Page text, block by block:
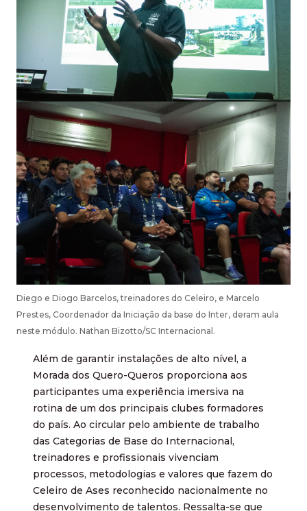
Diego e Diogo Barcelos, treinadores do Celeiro, e Marcelo
Prestes, Coordenador da Iniciação da base do Inter, deram aula
neste módulo. Nathan Bizotto/SC Internacional.
Além de garantir instalações de alto nível, a
Morada dos Quero-Queros proporciona aos
participantes uma experiência imersiva na
rotina de um dos principais clubes formadores
do país. Ao circular pelo ambiente de trabalho
das Categorias de Base do Internacional,
treinadores e profissionais vivenciam
processos, metodologias e valores que fazem do
Celeiro de Ases reconhecido nacionalmente no
desenvolvimento de talentos. Ressalta-se que